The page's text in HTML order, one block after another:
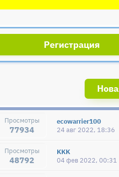
Регистрация
77934
ecowarrier100
24 авг 2022, 18:36
48792
KKK
04 фев 2022, 00:31